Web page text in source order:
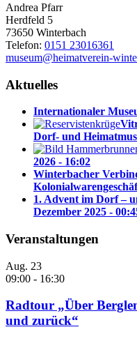
Andrea Pfarr
Herdfeld 5
73650 Winterbach
Telefon: 0151 23016361
museum@heimatverein-
Aktuelles
Internationaler
Dorf- und
2026 - 16:02
Winterbacher
1. Advent im Dorf –
Dezember 2025 -
Veranstaltungen
Aug. 23
09:00 - 16:30
Radtour „Über
und zurück“